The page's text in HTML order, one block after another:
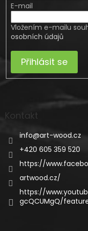
E-mail
Vložením e-mailu
osobních údajů
Přihlásit se
Kontakt
info@art-wood.cz
+420 605 359 520
https://
artwood.cz/
https://
gcQCUMgQ/